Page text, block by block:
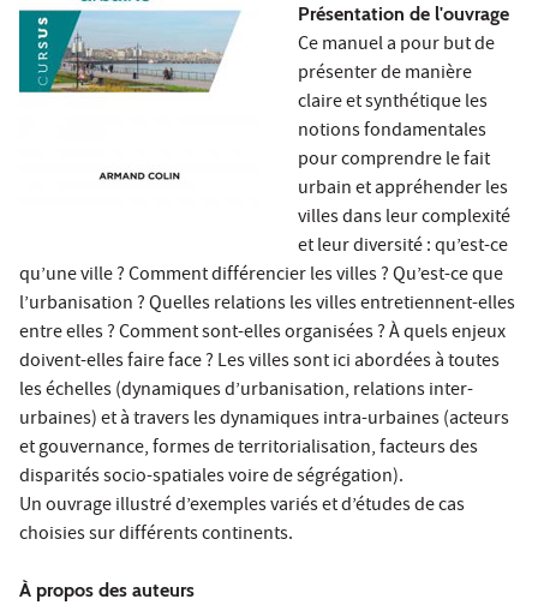
Présentation de l'ouvrage
Ce manuel a pour but de
présenter de manière
claire et synthétique les
notions fondamentales
pour comprendre le fait
urbain et appréhender les
villes dans leur complexité
et leur diversité : qu’est-ce
qu’une ville ? Comment différencier les villes ? Qu’est-ce que
l’urbanisation ? Quelles relations les villes entretiennent-elles
entre elles ? Comment sont-elles organisées ? À quels enjeux
doivent-elles faire face ? Les villes sont ici abordées à toutes
les échelles (dynamiques d’urbanisation, relations inter-
urbaines) et à travers les dynamiques intra-urbaines (acteurs
et gouvernance, formes de territorialisation, facteurs des
disparités socio-spatiales voire de ségrégation).
Un ouvrage illustré d’exemples variés et d’études de cas
choisies sur différents continents.
À propos des auteurs